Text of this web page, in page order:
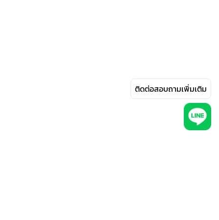
ติดต่อสอบถามเพิ่มเติม